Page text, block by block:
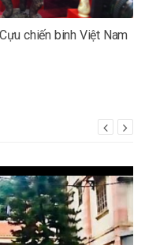
chiến binh Việt Nam